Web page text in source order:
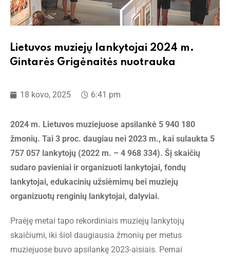
Lietuvos muziejų lankytojai 2024 m.
Gintarės Grigėnaitės nuotrauka
18 kovo, 2025 6:41 pm
2024 m. Lietuvos muziejuose apsilankė 5 940 180
žmonių. Tai 3 proc. daugiau nei 2023 m., kai sulaukta 5
757 057 lankytojų (2022 m. – 4 968 334). Šį skaičių
sudaro pavieniai ir organizuoti lankytojai, fondų
lankytojai, edukacinių užsiėmimų bei muziejų
organizuotų renginių lankytojai, dalyviai.
Praėję metai tapo rekordiniais muziejų lankytojų
skaičiumi, iki šiol daugiausia žmonių per metus
muziejuose buvo apsilankę 2023-aisiais. Pernai